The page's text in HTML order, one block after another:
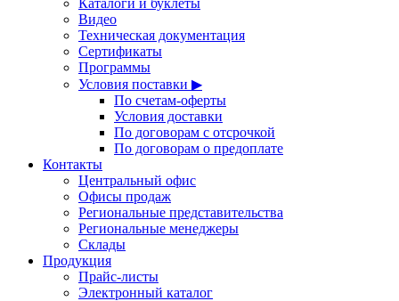
Видео
Техническая документация
Сертификаты
Программы
Условия поставки ▶
По счетам-оферты
Условия доставки
По договорам с отсрочкой
По договорам о предоплате
Контакты
Центральный офис
Офисы продаж
Региональные представительства
Региональные менеджеры
Склады
Продукция
Прайс-листы
Электронный каталог